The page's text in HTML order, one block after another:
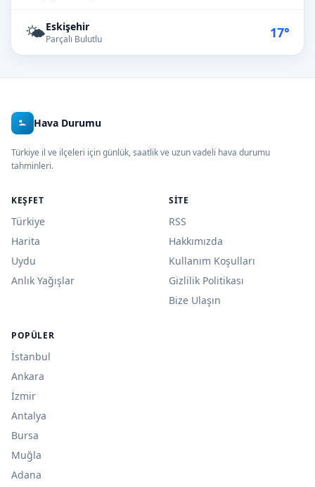
🌤️Eskişehir
Parçalı Bulutlu 17°
Hava Durumu
Türkiye il ve ilçeleri için günlük, saatlik ve uzun vadeli hava durumu
tahminleri.
KEŞFET
Türkiye
Harita
Uydu
Anlık Yağışlar
SITE
RSS
Hakkımızda
Kullanım Koşulları
Gizlilik Politikası
Bize Ulaşın
POPÜLER
İstanbul
Ankara
İzmir
Antalya
Bursa
Muğla
Adana